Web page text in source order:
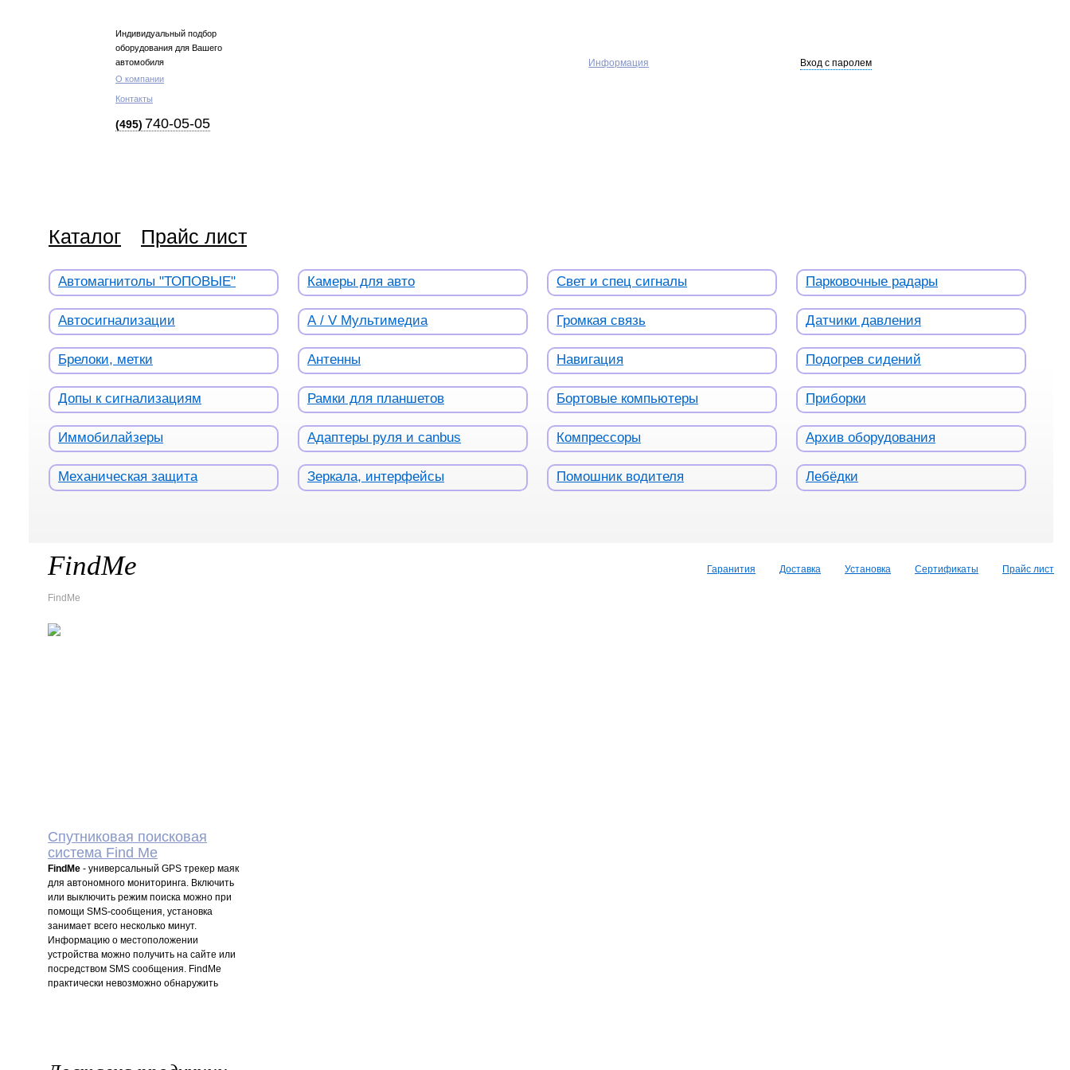
Индивидуальный подбор
оборудования для Вашего
автомобиля
О компании
Контакты
(495) 740-05-05
Информация Вход с паролем
Каталог Прайс лист
Автомагнитолы "ТОПОВЫЕ"
Автосигнализации
Брелоки, метки
Допы к сигнализациям
Иммобилайзеры
Механическая защита
Камеры для авто
А / V Мультимедиа
Антенны
Рамки для планшетов
Адаптеры руля и canbus
Зеркала, интерфейсы
Свет и спец сигналы
Громкая связь
Навигация
Бортовые компьютеры
Компрессоры
Помошник водителя
Парковочные радары
Датчики давления
Подогрев сидений
Приборки
Архив оборудования
Лебёдки
Прайс лист
Сертификаты
Установка
Доставка
Гаранития
FindMe
FindMe
УБ.
Спутниковая поисковая
система Find Me
FindMe - универсальный GPS трекер маяк
для автономного мониторинга. Включить
или выключить режим поиска можно при
помощи SMS-сообщения, установка
занимает всего несколько минут.
Информацию о местоположении
устройства можно получить на сайте или
посредством SMS сообщения. FindMe
практически невозможно обнаружить